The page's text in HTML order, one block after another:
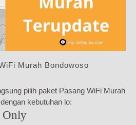
Murah Bondowoso
pilih paket Pasang WiFi Murah
kebutuhan lo:
Only